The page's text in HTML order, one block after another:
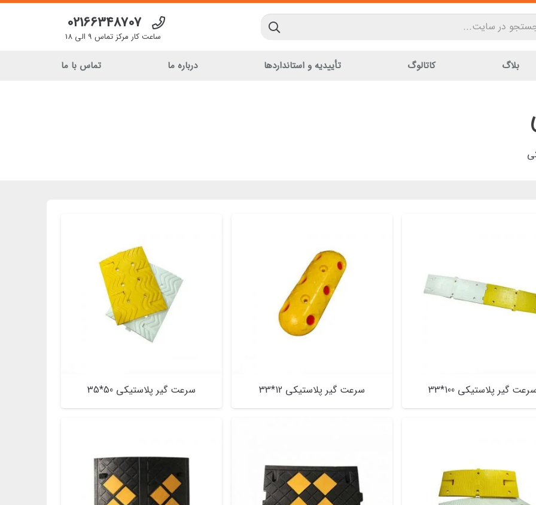
02166348707
ساعت کار مرکز تماس 9 الی 18
بلاگ کاتالوگ تأییدیه و استانداردها درباره ما تماس با ما
گیر پلاستیکی 100*33 سرعت گیر پلاستیکی 12*33 سرعت گیر پلاستیکی 50*35